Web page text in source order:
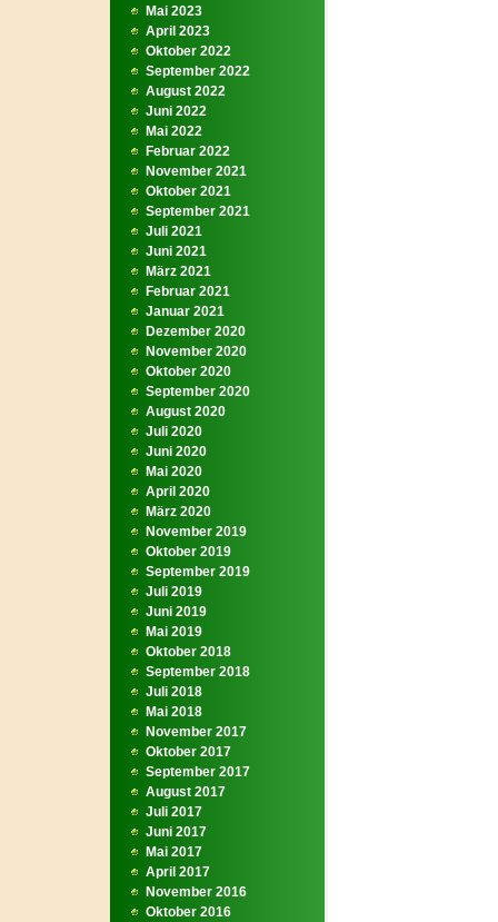
Mai 2023
April 2023
Oktober 2022
September 2022
August 2022
Juni 2022
Mai 2022
Februar 2022
November 2021
Oktober 2021
September 2021
Juli 2021
Juni 2021
März 2021
Februar 2021
Januar 2021
Dezember 2020
November 2020
Oktober 2020
September 2020
August 2020
Juli 2020
Juni 2020
Mai 2020
April 2020
März 2020
November 2019
Oktober 2019
September 2019
Juli 2019
Juni 2019
Mai 2019
Oktober 2018
September 2018
Juli 2018
Mai 2018
November 2017
Oktober 2017
September 2017
August 2017
Juli 2017
Juni 2017
Mai 2017
April 2017
November 2016
Oktober 2016